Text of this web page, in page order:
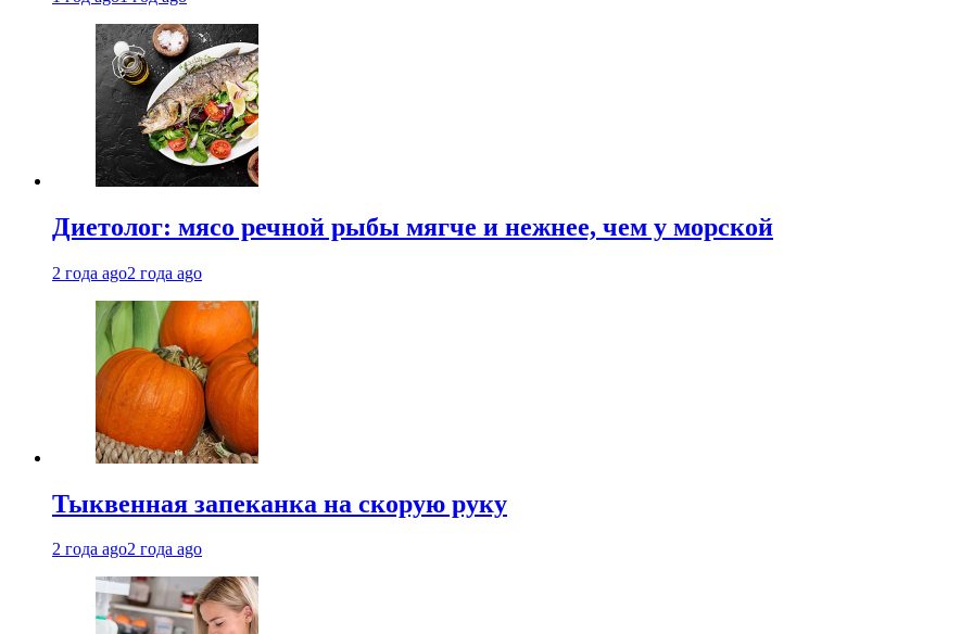
Диетолог: мясо речной рыбы мягче и нежнее, чем у морской
2 года ago2 года ago
Тыквенная запеканка на скорую руку
2 года ago2 года ago